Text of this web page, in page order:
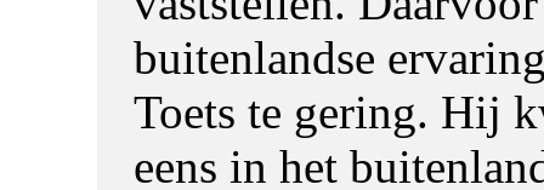
buitenlandse
Toets te gering. Hij
eens in het